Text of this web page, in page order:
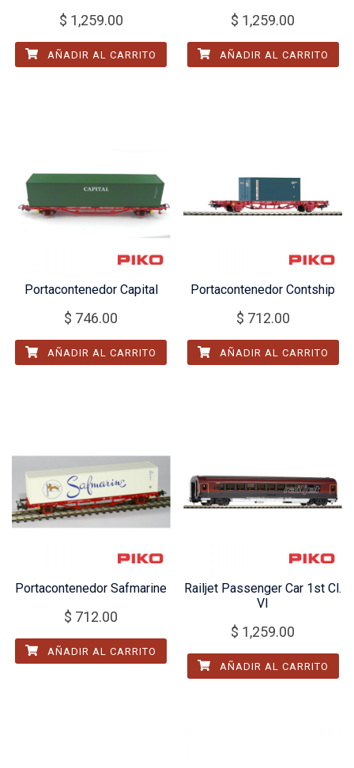
$ 1,259.00
AÑADIR AL CARRITO
$ 1,259.00
AÑADIR AL CARRITO
Portacontenedor Capital
$ 746.00
AÑADIR AL CARRITO
Portacontenedor Contship
$ 712.00
AÑADIR AL CARRITO
Portacontenedor Safmarine
$ 712.00
AÑADIR AL CARRITO
Railjet Passenger Car 1st Cl.
VI
$ 1,259.00
AÑADIR AL CARRITO